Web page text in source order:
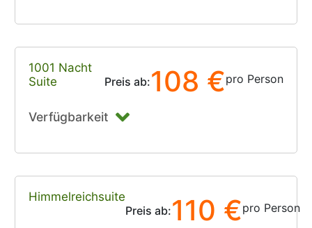
1001 Nacht
Suite
Preis ab:108 €pro Person
Verfügbarkeit
Himmelreichsuite
Preis ab:110 €pro Person